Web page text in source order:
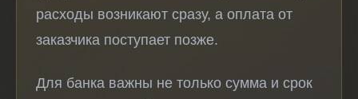
расходы возникают сразу, а оплата от
заказчика поступает позже.
Для банка важны не только сумма и срок